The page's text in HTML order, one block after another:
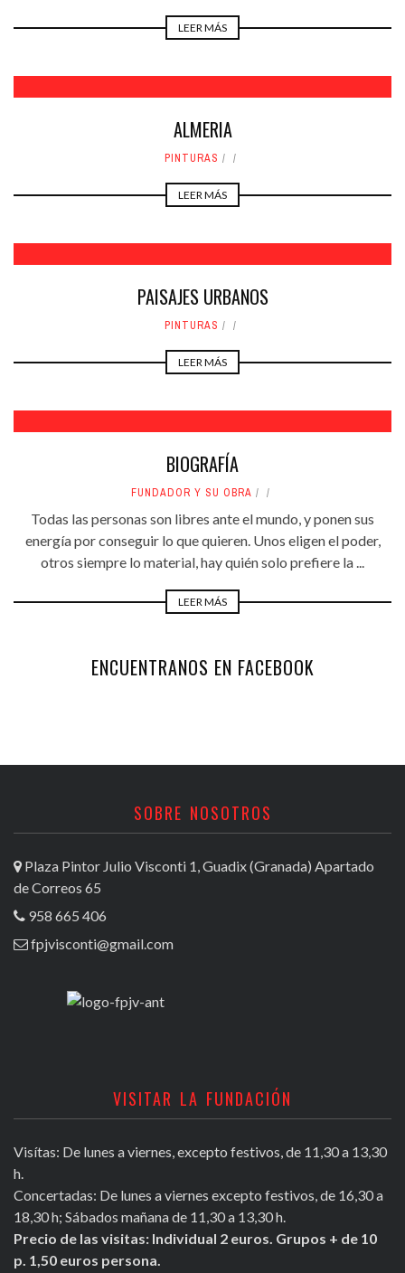
LEER MÁS
ALMERIA
PINTURAS
LEER MÁS
PAISAJES URBANOS
PINTURAS
LEER MÁS
BIOGRAFÍA
FUNDADOR Y SU OBRA
Todas las personas son libres ante el mundo, y ponen sus
energía por conseguir lo que quieren. Unos eligen el poder,
otros siempre lo material, hay quién solo prefiere la ...
LEER MÁS
ENCUENTRANOS EN FACEBOOK
SOBRE NOSOTROS
Plaza Pintor Julio Visconti 1, Guadix (Granada) Apartado
de Correos 65
958 665 406
fpjvisconti@gmail.com
VISITAR LA FUNDACIÓN
Visítas: De lunes a viernes, excepto festivos, de 11,30 a 13,30
h.
Concertadas: De lunes a viernes excepto festivos, de 16,30 a
18,30 h; Sábados mañana de 11,30 a 13,30 h.
Precio de las visitas: Individual 2 euros. Grupos + de 10
p. 1,50 euros persona.